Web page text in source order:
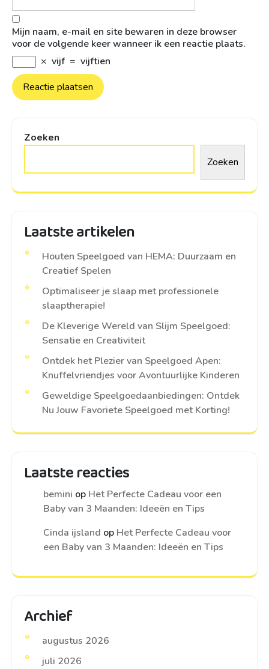
Mijn naam, e-mail en site bewaren in deze browser
voor de volgende keer wanneer ik een reactie plaats.
× vijf = vijftien
Zoeken
Zoeken
Laatste artikelen
Houten Speelgoed van HEMA: Duurzaam en
Creatief Spelen
Optimaliseer je slaap met professionele
slaaptherapie!
De Kleverige Wereld van Slijm Speelgoed:
Sensatie en Creativiteit
Ontdek het Plezier van Speelgoed Apen:
Knuffelvriendjes voor Avontuurlijke Kinderen
Geweldige Speelgoedaanbiedingen: Ontdek
Nu Jouw Favoriete Speelgoed met Korting!
Laatste reacties
bemini op Het Perfecte Cadeau voor een
Baby van 3 Maanden: Ideeën en Tips
Cinda ijsland op Het Perfecte Cadeau voor
een Baby van 3 Maanden: Ideeën en Tips
Archief
augustus 2026
juli 2026